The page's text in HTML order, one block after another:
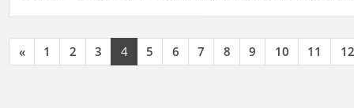
« 1 2 3 4 5 6 7 8 9 10 11 12